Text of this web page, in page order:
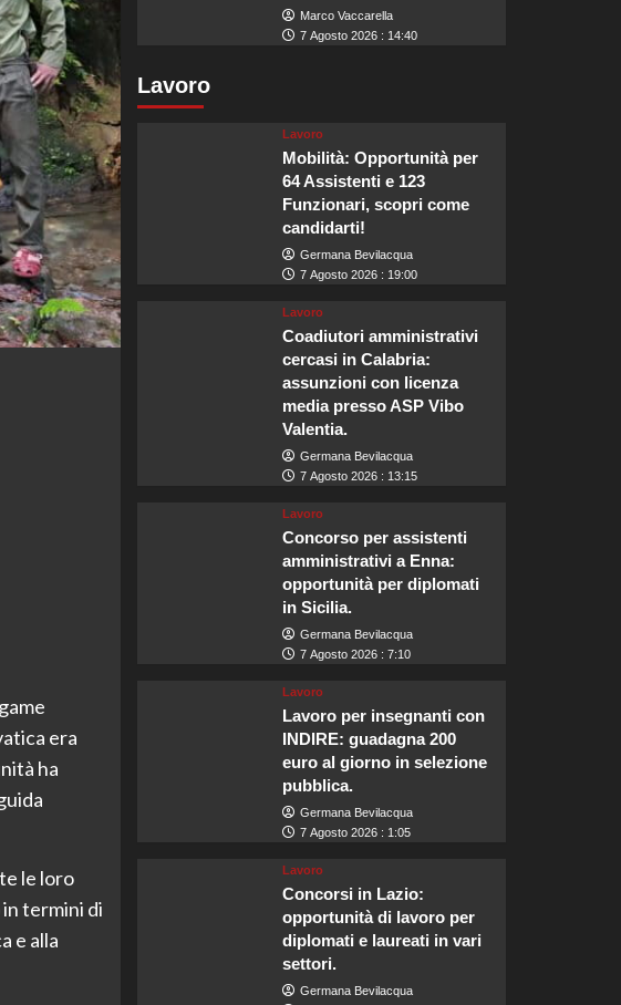
era
ha
le loro
termini di
e alla
Marco Vaccarella
7 Agosto 2026 : 14:40
Lavoro
Lavoro
Mobilità: Opportunità per
64 Assistenti e 123
Funzionari, scopri come
candidarti!
Germana Bevilacqua
7 Agosto 2026 : 19:00
Lavoro
Coadiutori amministrativi
cercasi in Calabria:
assunzioni con licenza
media presso ASP Vibo
Valentia.
Germana Bevilacqua
7 Agosto 2026 : 13:15
Lavoro
Concorso per assistenti
amministrativi a Enna:
opportunità per diplomati
in Sicilia.
Germana Bevilacqua
7 Agosto 2026 : 7:10
Lavoro
Lavoro per insegnanti con
INDIRE: guadagna 200
euro al giorno in selezione
pubblica.
Germana Bevilacqua
7 Agosto 2026 : 1:05
Lavoro
Concorsi in Lazio:
opportunità di lavoro per
diplomati e laureati in vari
settori.
Germana Bevilacqua